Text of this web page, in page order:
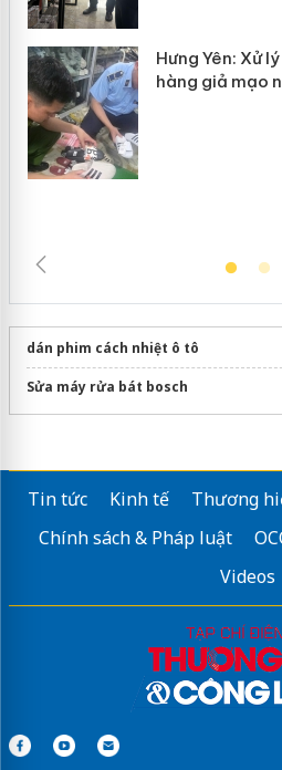
dán phim cách nhiệt ô tô
Sửa máy rửa bát bosch
Tin tức Kinh tế Thương
Chính sách & Pháp luật
Videos